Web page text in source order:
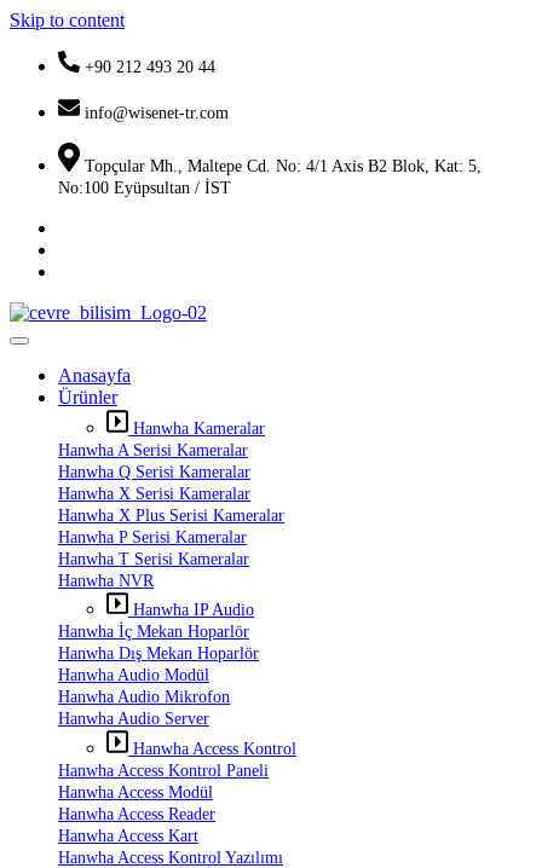
Skip to content
+90 212 493 20 44
info@wisenet-tr.com
Topçular Mh., Maltepe Cd. No: 4/1 Axis B2 Blok, Kat: 5,
No:100 Eyüpsultan / İST
Anasayfa
Ürünler
Hanwha Kameralar
Hanwha A Serisi Kameralar
Hanwha Q Serisi Kameralar
Hanwha X Serisi Kameralar
Hanwha X Plus Serisi Kameralar
Hanwha P Serisi Kameralar
Hanwha T Serisi Kameralar
Hanwha NVR
Hanwha IP Audio
Hanwha İç Mekan Hoparlör
Hanwha Dış Mekan Hoparlör
Hanwha Audio Modül
Hanwha Audio Mikrofon
Hanwha Audio Server
Hanwha Access Kontrol
Hanwha Access Kontrol Paneli
Hanwha Access Modül
Hanwha Access Reader
Hanwha Access Kart
Hanwha Access Kontrol Yazılımı